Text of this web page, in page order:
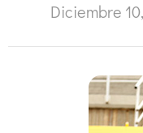
Diciembre